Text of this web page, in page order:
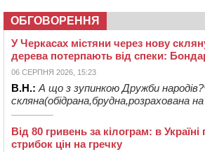
ОБГОВОРЕННЯ
У Черкасах містяни через нову
дерева потерпають від спеки:
06 СЕРПНЯ 2026, 15:23
В.Н.: А що з зупинкою Дружби
скляна(обідрана,брудна,розрахована
Від 80 гривень за кілограм: в
стрибок цін на гречку